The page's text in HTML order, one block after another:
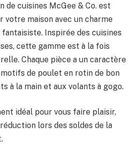
de cuisines McGee & Co. est
votre maison avec un charme
Inspirée des cuisines
cette gamme est à la fois
Chaque pièce a un caractère
motifs de poulet en rotin de bon
à la main et aux volants à gogo.
idéal pour vous faire plaisir,
réduction lors des soldes de la